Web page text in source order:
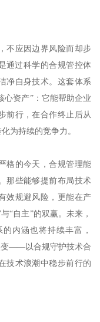
不应因边界风险而却步
通过科学的合规管控体
净自身技术。这套体系
心资产”：它能帮助企业
前行，在合作终止后从
为持续的竞争力。
格的今天，合规管理能
那些能够提前布局技术
效规避风险，更能在产
“自主”的双赢。未来，
内涵也将持续丰富，
变——以合规守护技术合
技术浪潮中稳步前行的